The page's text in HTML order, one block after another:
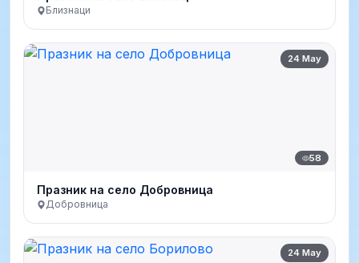
Близнаци
24 May
58
Празник на село Добровница
Добровница
24 May